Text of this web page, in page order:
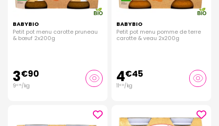
BABYBIO
Petit pot menu carotte pruneau
& bœuf 2x200g
3€90
9€75/kg
BABYBIO
Petit pot menu pomme de terre
carotte & veau 2x200g
4€45
11€ 13/kg